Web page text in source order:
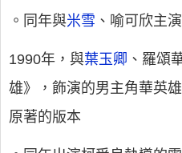
。同年與米雪 、喻可欣主
1990年，與葉玉卿 、羅頌
雄》，飾演的男主角華英
原著的版本